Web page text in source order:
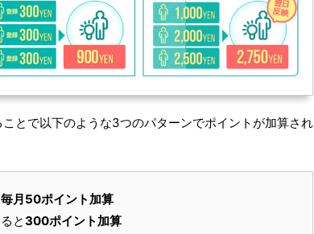
とで以下のような3つのパターンでポイントが加算され
毎月50ポイント加算
と300ポイント加算